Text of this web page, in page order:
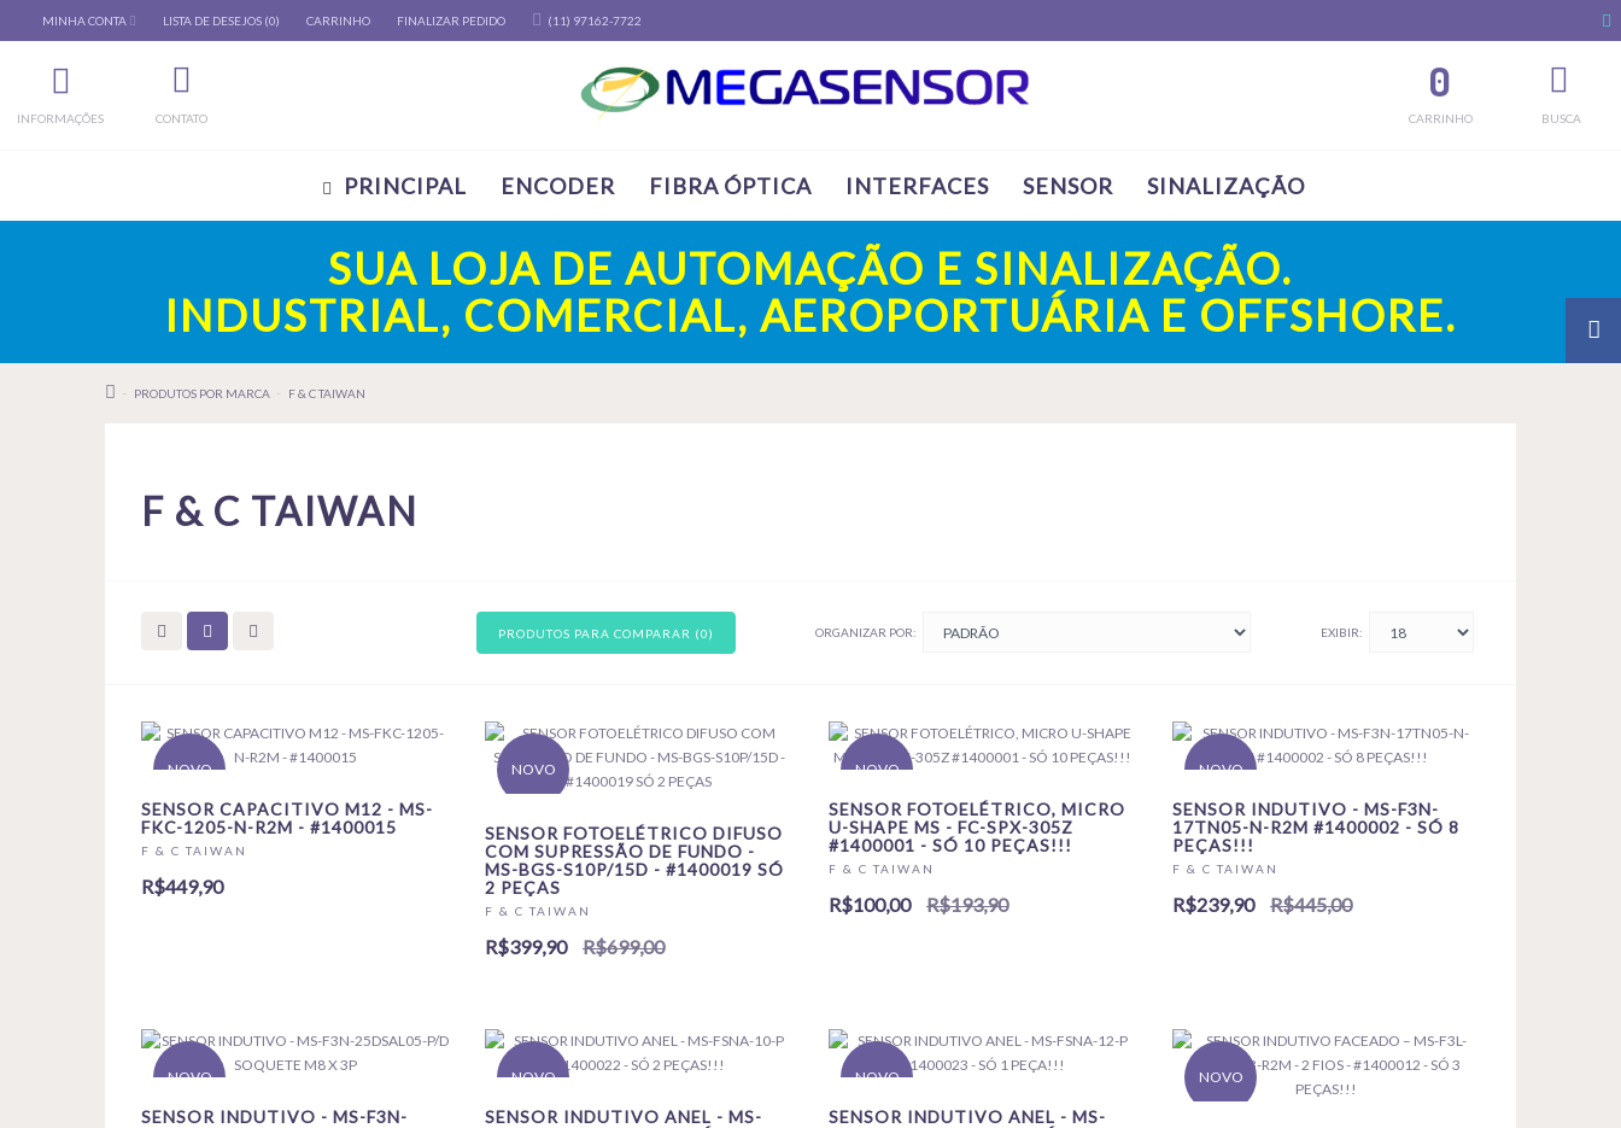
MINHA CONTA LISTA DE DESEJOS (0) CARRINHO FINALIZAR PEDIDO (11) 97162-7722
INFORMAÇÕES CONTATO BUSCA
0
CARRINHO
PRINCIPAL ENCODER FIBRA ÓPTICA INTERFACES SENSOR SINALIZAÇÃO
SUA LOJA DE AUTOMAÇÃO E SINALIZAÇÃO.
INDUSTRIAL, COMERCIAL, AEROPORTUÁRIA E OFFSHORE.
PRODUTOS POR MARCA F & C TAIWAN
F & C TAIWAN
PRODUTOS PARA COMPARAR (0) ORGANIZAR POR: EXIBIR:
NOVO
SENSOR CAPACITIVO M12 - MS-
FKC-1205-N-R2M - #1400015
F & C TAIWAN
R$449,90
NOVO
SENSOR FOTOELÉTRICO DIFUSO
COM SUPRESSÃO DE FUNDO -
MS-BGS-S10P/15D - #1400019 SÓ
2 PEÇAS
F & C TAIWAN
R$399,90 R$699,00
NOVO
SENSOR FOTOELÉTRICO, MICRO
U-SHAPE MS - FC-SPX-305Z
#1400001 - SÓ 10 PEÇAS!!!
F & C TAIWAN
R$100,00 R$193,90
NOVO
SENSOR INDUTIVO - MS-F3N-
17TN05-N-R2M #1400002 - SÓ 8
PEÇAS!!!
F & C TAIWAN
R$239,90 R$445,00
NOVO
SENSOR INDUTIVO - MS-F3N-
NOVO
SENSOR INDUTIVO ANEL - MS-
NOVO
SENSOR INDUTIVO ANEL - MS-
NOVO